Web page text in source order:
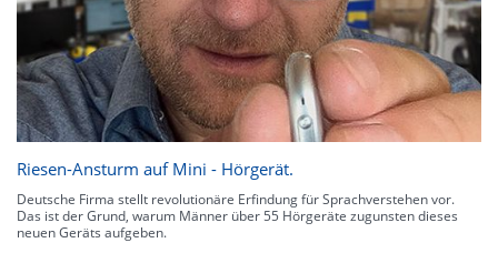
Riesen-Ansturm auf Mini - Hörgerät.
Deutsche Firma stellt revolutionäre Erfindung für Sprachverstehen vor.
Das ist der Grund, warum Männer über 55 Hörgeräte zugunsten dieses
neuen Geräts aufgeben.